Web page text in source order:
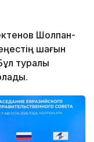
Шолпан-
шағын
туралы